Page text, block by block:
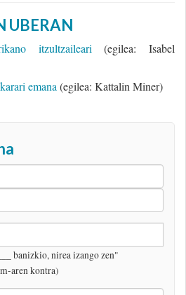
UBERAN
itzultzaileari (egilea: Isabel
emana (egilea: Kattalin Miner)
banizkio, nirea izango zen"
aren kontra)